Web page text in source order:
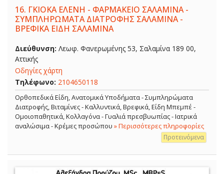
16. ΓΚΙΟΚΑ ΕΛΕΝΗ - ΦΑΡΜΑΚΕΙΟ ΣΑΛΑΜΙΝΑ -
ΣΥΜΠΛΗΡΩΜΑΤΑ ΔΙΑΤΡΟΦΗΣ ΣΑΛΑΜΙΝΑ -
ΒΡΕΦΙΚΑ ΕΙΔΗ ΣΑΛΑΜΙΝΑ
Διεύθυνση: Λεωφ. Φανερωμένης 53, Σαλαμίνα 189 00,
Αττικής
Οδηγίες χάρτη
Τηλέφωνο: 2104650118
Ορθοπεδικά Είδη, Ανατομικά Υποδήματα - Συμπληρώματα
Διατροφής, Βιταμίνες - Καλλυντικά, Βρεφικά, Είδη Μπεμπέ -
Ομοιοπαθητικά, Κολλαγόνα - Γυαλιά πρεσβυωπίας - Ιατρικά
αναλώσιμα - Κρέμες προσώπου » Περισσότερες πληροφορίες
Προτεινόμενα